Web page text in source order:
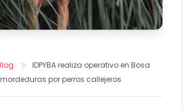
IDPYBA realiza operativo en Bosa
por perros callejeros